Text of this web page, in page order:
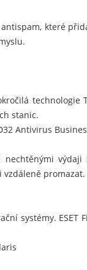
které
technologie
stanic.
Antivirus
výdaji
promazat.
systémy. ESET